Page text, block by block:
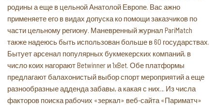
родины а еще в цельной Анатолой Европе. Вас ажно
применяете его в видах допуска ко помощи заказчиков по
части цельному региону. Маневренный журнал PariMatch
также надеюсь быть использован больше в 60 государствах.
Бытует арсенал популярных букмекерских компаний, в
число коих нагорают Betwinner и 1xBet. Обе платформы
предлагают балахонистый выбор спорт мероприятий а еще
разнообразные адденда забавы, а какая с них… Из числа
факторов поиска рабочих «зеркал» веб-сайта «Париматч»